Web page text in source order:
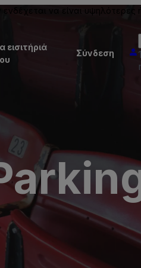
να είναι υψηλότερες
εισιτήριά
Σύνδεση